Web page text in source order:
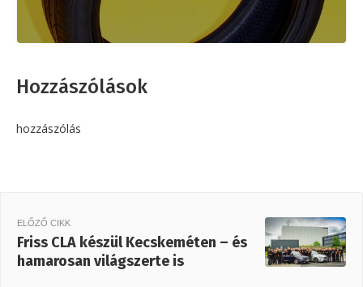
Hozzászólások
hozzászólás
ELŐZŐ CIKK
Friss CLA készül Kecskeméten – és
hamarosan világszerte is